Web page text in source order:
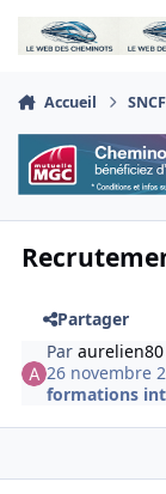
Aller au contenu
Accueil SNCF
Partager
Paraurelien80
26 novembre
formations